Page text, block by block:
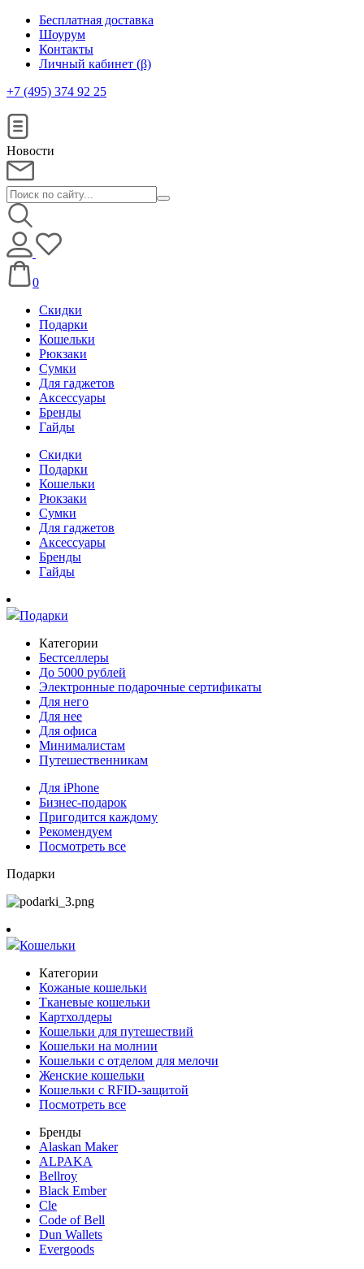
Бесплатная доставка
Шоурум
Контакты
Личный кабинет (β)
+7 (495) 374 92 25
Новости
0
Скидки
Подарки
Кошельки
Рюкзаки
Сумки
Для гаджетов
Аксессуары
Бренды
Гайды
Скидки
Подарки
Кошельки
Рюкзаки
Сумки
Для гаджетов
Аксессуары
Бренды
Гайды
Подарки
Категории
Бестселлеры
До 5000 рублей
Электронные подарочные сертификаты
Для него
Для нее
Для офиса
Минималистам
Путешественникам
Для iPhone
Бизнес-подарок
Пригодится каждому
Рекомендуем
Посмотреть все
Подарки
Кошельки
Категории
Кожаные кошельки
Тканевые кошельки
Картхолдеры
Кошельки для путешествий
Кошельки на молнии
Кошельки с отделом для мелочи
Женские кошельки
Кошельки с RFID-защитой
Посмотреть все
Бренды
Alaskan Maker
ALPAKA
Bellroy
Black Ember
Cle
Code of Bell
Dun Wallets
Evergoods